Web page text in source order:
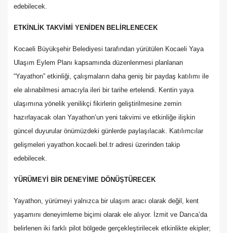
edebilecek.
ETKİNLİK TAKVİMİ YENİDEN BELİRLENECEK
Kocaeli Büyükşehir Belediyesi tarafından yürütülen Kocaeli Yaya
Ulaşım Eylem Planı kapsamında düzenlenmesi planlanan
“Yayathon” etkinliği, çalışmaların daha geniş bir paydaş katılımı ile
ele alınabilmesi amacıyla ileri bir tarihe ertelendi. Kentin yaya
ulaşımına yönelik yenilikçi fikirlerin geliştirilmesine zemin
hazırlayacak olan Yayathon’un yeni takvimi ve etkinliğe ilişkin
güncel duyurular önümüzdeki günlerde paylaşılacak. Katılımcılar
gelişmeleri yayathon.kocaeli.bel.tr adresi üzerinden takip
edebilecek.
YÜRÜMEYİ BİR DENEYİME DÖNÜŞTÜRECEK
Yayathon, yürümeyi yalnızca bir ulaşım aracı olarak değil, kent
yaşamını deneyimleme biçimi olarak ele alıyor. İzmit ve Darıca’da
belirlenen iki farklı pilot bölgede gerçekleştirilecek etkinlikte ekipler;